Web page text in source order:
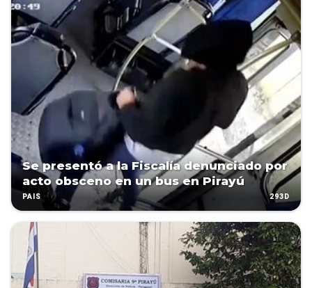
Se presentó a la Fiscalía denunciado por
acto obsceno en un bus en Pirayú
PAÍS 293D